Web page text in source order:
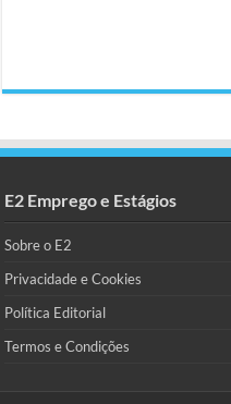
E2 Emprego e Estágios
Sobre o E2
Privacidade e Cookies
Política Editorial
Termos e Condições